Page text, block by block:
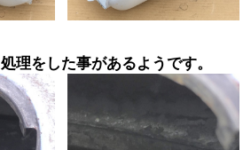
理をした事があるようです。